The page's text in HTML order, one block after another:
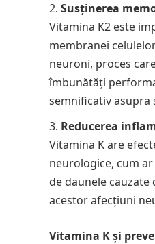
Susținerea
Vitamina K2 este
membranei
neuroni, proces
îmbunătăți
semnificativ asupra
Reducerea
Vitamina K are
neurologice, cum
de daunele
acestor afecțiuni
Vitamina K și